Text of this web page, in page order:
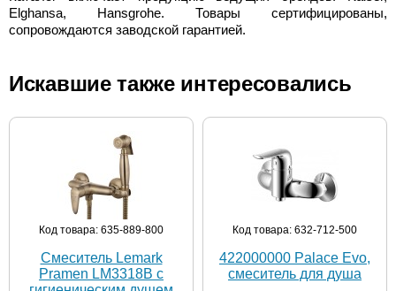
Elghansa, Hansgrohe. Товары сертифицированы,
сопровождаются заводской гарантией.
Искавшие также интересовались
Код товара: 635-889-800
Смеситель Lemark
Pramen LM3318B с
Код товара: 632-712-500
422000000 Palace Evo,
смеситель для душа